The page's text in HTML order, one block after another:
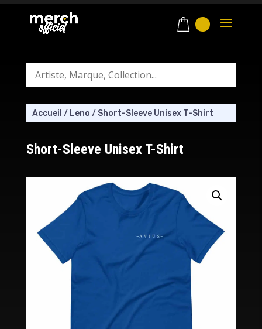
Accueil / Leno / Short-Sleeve Unisex T-Shirt
Short-Sleeve Unisex T-Shirt